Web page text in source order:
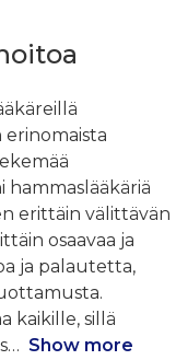
erinomaista
hammaslääkäriä
erittäin välittävän
osaavaa ja
ja palautetta,
kaikille, sillä
Show more